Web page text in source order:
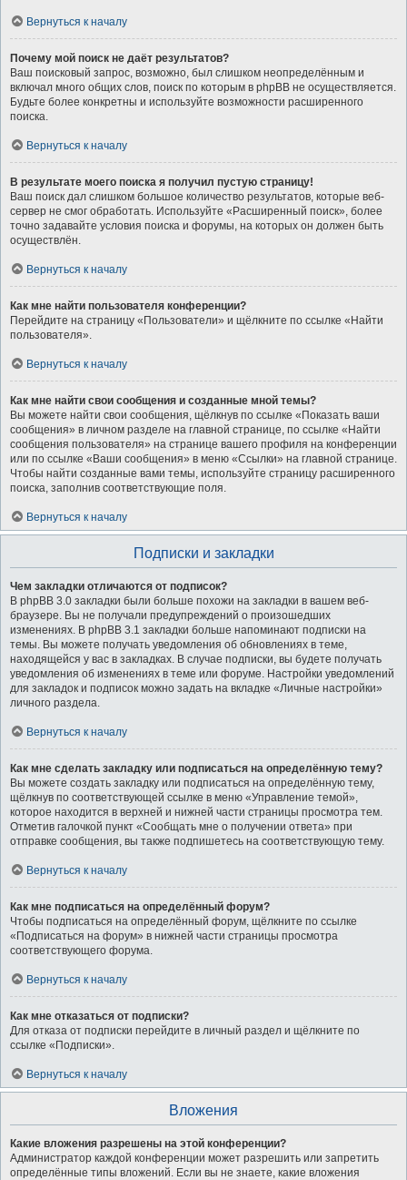
Вернуться к началу
Почему мой поиск не даёт результатов?
Ваш поисковый запрос, возможно, был слишком неопределённым и
включал много общих слов, поиск по которым в phpBB не осуществляется.
Будьте более конкретны и используйте возможности расширенного
поиска.
Вернуться к началу
В результате моего поиска я получил пустую страницу!
Ваш поиск дал слишком большое количество результатов, которые веб-
сервер не смог обработать. Используйте «Расширенный поиск», более
точно задавайте условия поиска и форумы, на которых он должен быть
осуществлён.
Вернуться к началу
Как мне найти пользователя конференции?
Перейдите на страницу «Пользователи» и щёлкните по ссылке «Найти
пользователя».
Вернуться к началу
Как мне найти свои сообщения и созданные мной темы?
Вы можете найти свои сообщения, щёлкнув по ссылке «Показать ваши
сообщения» в личном разделе на главной странице, по ссылке «Найти
сообщения пользователя» на странице вашего профиля на конференции
или по ссылке «Ваши сообщения» в меню «Ссылки» на главной странице.
Чтобы найти созданные вами темы, используйте страницу расширенного
поиска, заполнив соответствующие поля.
Вернуться к началу
Подписки и закладки
Чем закладки отличаются от подписок?
В phpBB 3.0 закладки были больше похожи на закладки в вашем веб-
браузере. Вы не получали предупреждений о произошедших
изменениях. В phpBB 3.1 закладки больше напоминают подписки на
темы. Вы можете получать уведомления об обновлениях в теме,
находящейся у вас в закладках. В случае подписки, вы будете получать
уведомления об изменениях в теме или форуме. Настройки уведомлений
для закладок и подписок можно задать на вкладке «Личные настройки»
личного раздела.
Вернуться к началу
Как мне сделать закладку или подписаться на определённую тему?
Вы можете создать закладку или подписаться на определённую тему,
щёлкнув по соответствующей ссылке в меню «Управление темой»,
которое находится в верхней и нижней части страницы просмотра тем.
Отметив галочкой пункт «Сообщать мне о получении ответа» при
отправке сообщения, вы также подпишетесь на соответствующую тему.
Вернуться к началу
Как мне подписаться на определённый форум?
Чтобы подписаться на определённый форум, щёлкните по ссылке
«Подписаться на форум» в нижней части страницы просмотра
соответствующего форума.
Вернуться к началу
Как мне отказаться от подписки?
Для отказа от подписки перейдите в личный раздел и щёлкните по
ссылке «Подписки».
Вернуться к началу
Вложения
Какие вложения разрешены на этой конференции?
Администратор каждой конференции может разрешить или запретить
определённые типы вложений. Если вы не знаете, какие вложения